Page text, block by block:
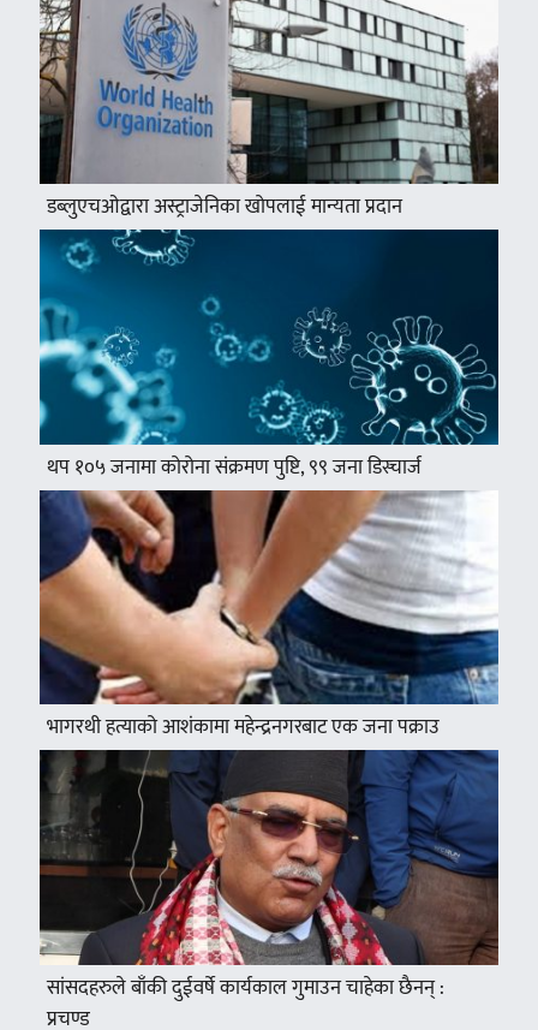
डब्लुएचओद्वारा अस्ट्राजेनिका खोपलाई मान्यता प्रदान
थप १०५ जनामा कोरोना संक्रमण पुष्टि, ९९ जना डिस्चार्ज
भागरथी हत्याको आशंकामा महेन्द्रनगरबाट एक जना पक्राउ
सांसदहरुले बाँकी दुईवर्षे कार्यकाल गुमाउन चाहेका छैनन् :
प्रचण्ड